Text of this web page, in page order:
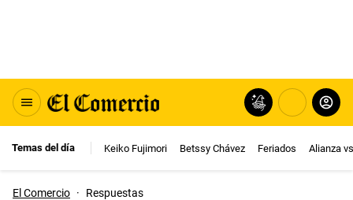
Temas del día Keiko Fujimori Betssy Chávez Feriados Alianza
El Comercio · Respuestas